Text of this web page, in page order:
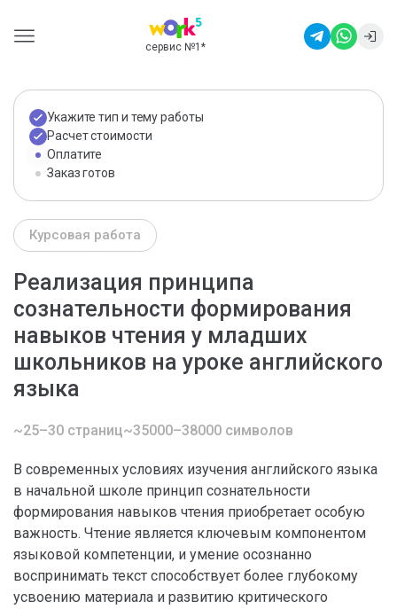
сервис №1 *
Укажите тип и тему работы
Расчет стоимости
Оплатите
Заказ готов
Курсовая работа
Реализация принципа
сознательности формирования
навыков чтения у младших
школьников на уроке английского
языка
~25–30 страниц~35000–38000 символов
В современных условиях изучения английского языка
в начальной школе принцип сознательности
формирования навыков чтения приобретает особую
важность. Чтение является ключевым компонентом
языковой компетенции, и умение осознанно
воспринимать текст способствует более глубокому
усвоению материала и развитию критического